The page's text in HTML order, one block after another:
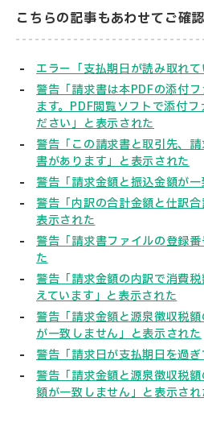
こちらの記事もあわせてご確認
エラー「支払期日が読み取れ
警告「請求書は本PDFの添付
ます。PDF閲覧ソフトで添付
ださい」と表示された
警告「この請求書と取引先、
書があります」と表示された
警告「請求金額と振込金額が
警告「内訳の合計金額と仕訳
表示された
警告「請求書ファイルの登録
た
警告「請求金額の内訳で消費
えています」と表示された
警告「請求金額と源泉徴収税
が一致しません」と表示された
警告「請求日が支払期日を過
警告「請求金額と源泉徴収税
額が一致しません」と表示され